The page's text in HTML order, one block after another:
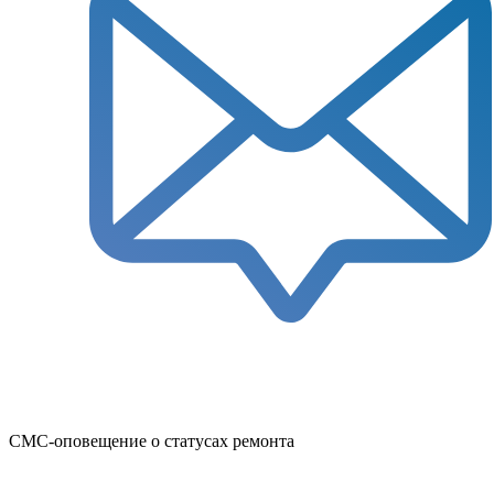
СМС-оповещение о статусах ремонта